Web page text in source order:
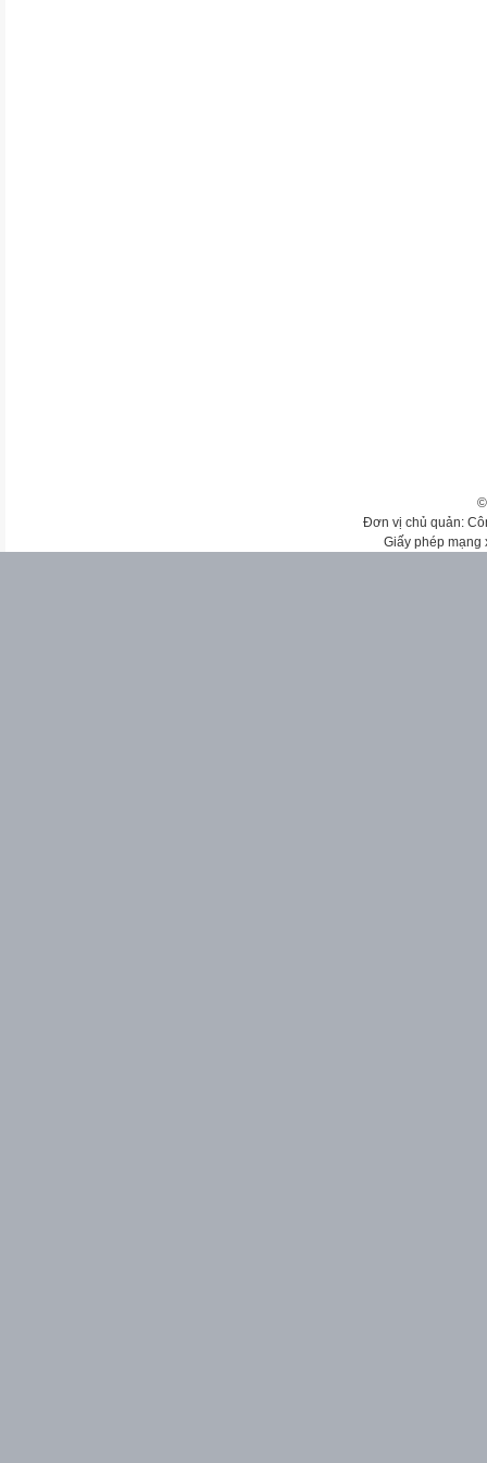
Đơn vị chủ quản:
Giấy phép mạng